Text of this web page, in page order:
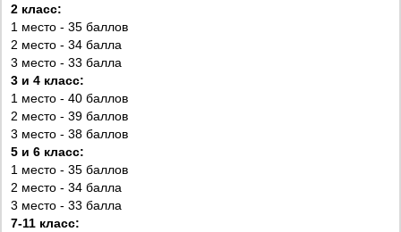
2 класс:
1 место - 35 баллов
2 место - 34 балла
3 место - 33 балла
3 и 4 класс:
1 место - 40 баллов
2 место - 39 баллов
3 место - 38 баллов
5 и 6 класс:
1 место - 35 баллов
2 место - 34 балла
3 место - 33 балла
7-11 класс: